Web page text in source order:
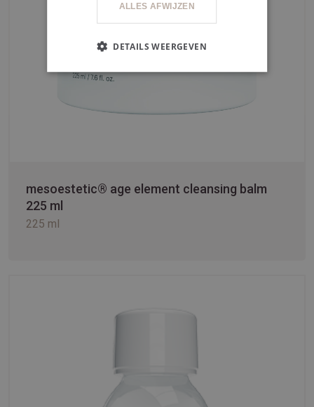
mesoestetic® age element cleansing balm
225 ml
225 ml
ALLES AFWIJZEN
DETAILS WEERGEVEN